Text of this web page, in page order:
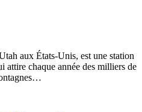
aux États-Unis, est une station
attire chaque année des milliers de